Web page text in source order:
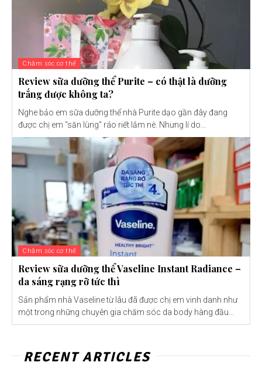
Chăm sóc cơ thể
Review sữa dưỡng thể Purite – có thật là dưỡng
trắng được không ta?
Nghe bảo em sữa dưỡng thể nhà Purite dạo gần đây đang
được chị em "săn lùng" ráo riết lắm nè. Nhưng lí do...
Chăm sóc cơ thể
Review sữa dưỡng thể Vaseline Instant Radiance –
da sáng rạng rỡ tức thì
Sản phẩm nhà Vaseline từ lâu đã được chị em vinh danh như
một trong những chuyên gia chăm sóc da body hàng đầu...
RECENT ARTICLES